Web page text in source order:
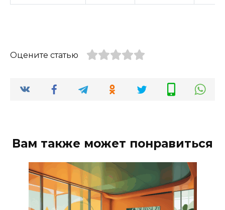
Оцените статью
Вам также может понравиться